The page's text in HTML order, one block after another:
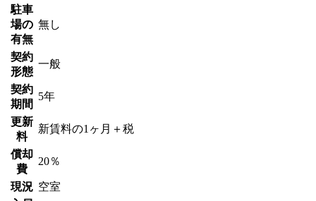
駐車
場の
有無
無し
契約
形態
一般
契約
期間
5年
更新
料
新賃料の1ヶ月＋税
償却
費
20％
現況 空室